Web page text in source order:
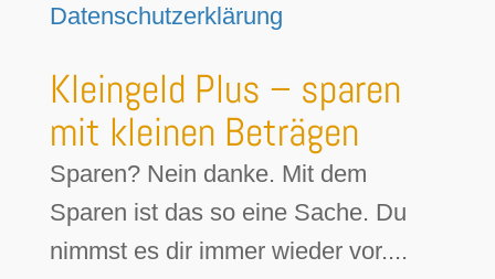
Datenschutzerklärung
Kleingeld Plus – sparen
mit kleinen Beträgen
Sparen? Nein danke. Mit dem
Sparen ist das so eine Sache. Du
nimmst es dir immer wieder vor....